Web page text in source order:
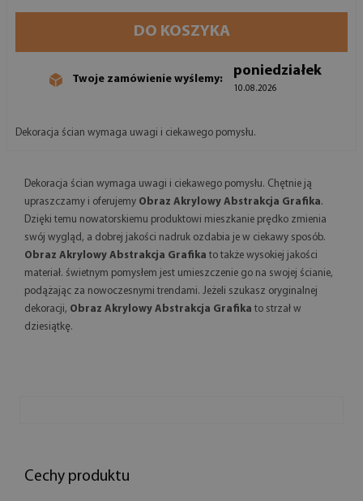
DO KOSZYKA
Twoje zamówienie wyślemy:
poniedziałek
10.08.2026
Dekoracja ścian wymaga uwagi i ciekawego pomysłu.
Dekoracja ścian wymaga uwagi i ciekawego pomysłu. Chętnie ją
upraszczamy i oferujemy Obraz Akrylowy Abstrakcja Grafika.
Dzięki temu nowatorskiemu produktowi mieszkanie prędko zmienia
swój wygląd, a dobrej jakości nadruk ozdabia je w ciekawy sposób.
Obraz Akrylowy Abstrakcja Grafika to także wysokiej jakości
materiał. świetnym pomysłem jest umieszczenie go na swojej ścianie,
podążając za nowoczesnymi trendami. Jeżeli szukasz oryginalnej
dekoracji, Obraz Akrylowy Abstrakcja Grafika to strzał w
dziesiątkę.
Cechy produktu